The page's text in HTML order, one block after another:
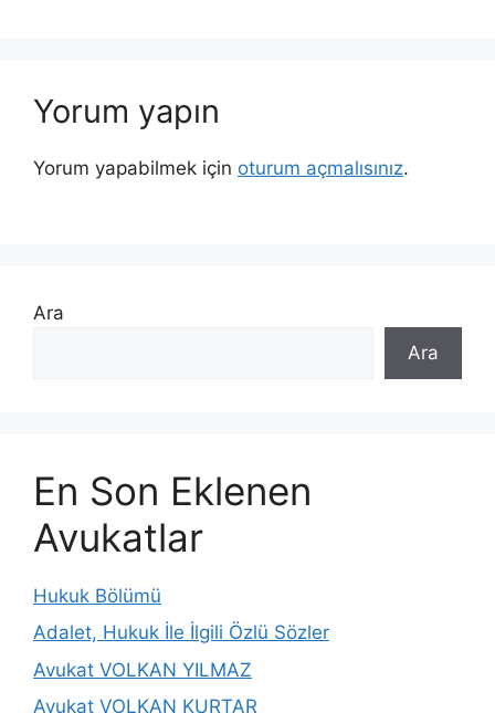
Yorum yapın
Yorum yapabilmek için oturum açmalısınız.
Ara
Ara
En Son Eklenen
Avukatlar
Hukuk Bölümü
Adalet, Hukuk İle İlgili Özlü Sözler
Avukat VOLKAN YILMAZ
Avukat VOLKAN KURTAR